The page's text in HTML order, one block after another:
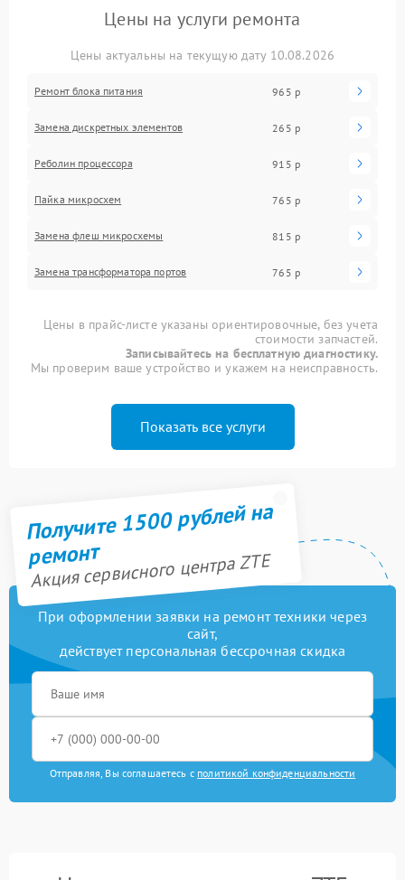
Цены на услуги ремонта
Цены актуальны на текущую дату 10.08.2026
Ремонт блока питания 965 р
Замена дискретных элементов 265 р
Реболин процессора 915 р
Пайка микросхем 765 р
Замена флеш микросхемы 815 р
Замена трансформатора портов 765 р
Цены в прайс-листе указаны ориентировочные, без учета
стоимости запчастей.
Записывайтесь на бесплатную диагностику.
Мы проверим ваше устройство и укажем на неисправность.
Показать все услуги
Получите 1500 рублей на
ремонт
Акция сервисного центра ZTE
При оформлении заявки на ремонт техники через
сайт,
действует персональная бессрочная скидка
Отправляя, Вы соглашаетесь с политикой конфиденциальности